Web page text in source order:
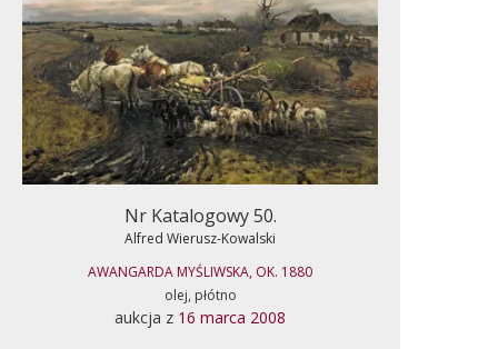
Nr Katalogowy 50.
Alfred Wierusz-Kowalski
AWANGARDA MYŚLIWSKA, OK. 1880
olej, płótno
aukcja z 16 marca 2008